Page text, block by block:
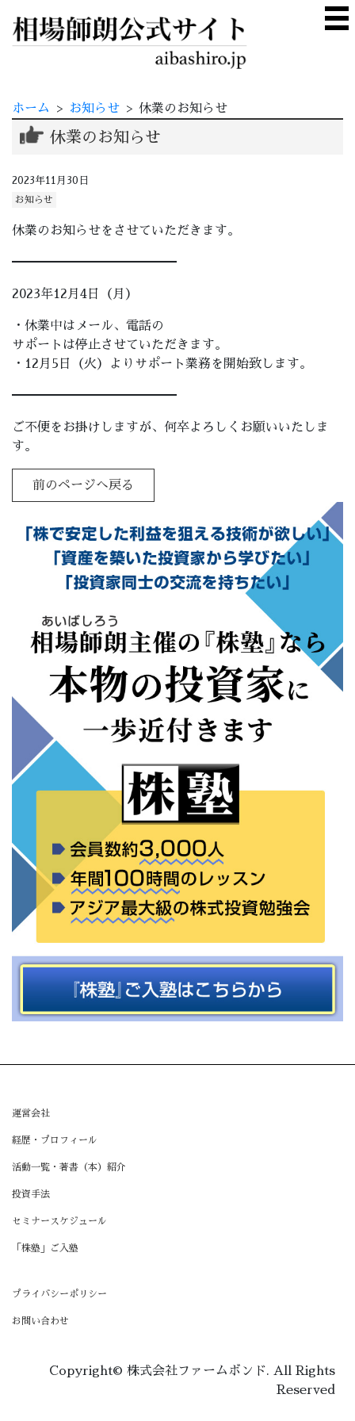
ホーム > お知らせ > 休業のお知らせ
休業のお知らせ
2023年11月30日
お知らせ
休業のお知らせをさせていただきます。
━━━━━━━━━━━━━
2023年12月4日（月）
・休業中はメール、電話の
サポートは停止させていただきます。
・12月5日（火）よりサポート業務を開始致します。
━━━━━━━━━━━━━
ご不便をお掛けしますが、何卒よろしくお願いいたしま
す。
前のページへ戻る
運営会社
経歴・プロフィール
活動一覧・著書（本）紹介
投資手法
セミナースケジュール
「株塾」ご入塾
プライバシーポリシー
お問い合わせ
Copyright© 株式会社ファームボンド. All Rights
Reserved